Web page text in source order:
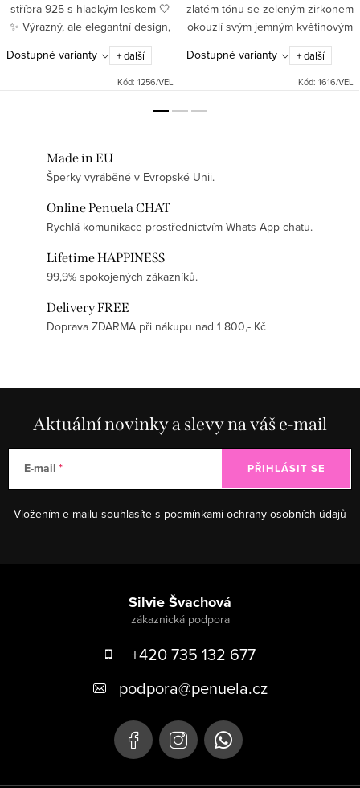
stříbra 925 s hladkým leskem 🤍
✨ Výrazný, ale elegantní design,
který podtrhne osobitý styl a
skvěle doplní každodenní outfit.
💛 Materiál: Vysoce...
Dostupné varianty + další
Kód: 1256/VEL
zlatém tónu se zeleným zirkonem
okouzlí svým jemným květinovým
designem a luxusním třpytem 💚
✨ Sytě zelený středový kámen je
obklopen drobnými čirými...
Dostupné varianty + další
Kód: 1616/VEL
Made in EU
Šperky vyráběné v Evropské Unii.
Online Penuela CHAT
Rychlá komunikace prostřednictvím Whats App chatu.
Lifetime HAPPINESS
99,9% spokojených zákazníků.
Delivery FREE
Doprava ZDARMA při nákupu nad 1 800,- Kč
Aktuální novinky a slevy na váš e-mail
E-mail
Vložením e-mailu souhlasíte s podmínkami ochrany osobních údajů
PŘIHLÁSIT SE
Silvie Švachová
+420 735 132 677
podpora@penuela.cz